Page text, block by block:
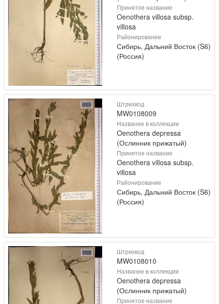
Принятое название
Oenothera villosa subsp.
villosa
Районирование
Сибирь, Дальний Восток (S6)
(Россия)
Штрихкод
MW0108009
Название в коллекции
Oenothera depressa
(Ослинник прижатый)
Принятое название
Oenothera villosa subsp.
villosa
Районирование
Сибирь, Дальний Восток (S6)
(Россия)
Штрихкод
MW0108010
Название в коллекции
Oenothera depressa
(Ослинник прижатый)
Принятое название